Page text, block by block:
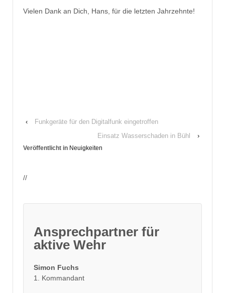
Vielen Dank an Dich, Hans, für die letzten Jahrzehnte!
‹
Funkgeräte für den Digitalfunk eingetroffen
Einsatz Wasserschaden in Bühl
›
Veröffentlicht in Neuigkeiten
//
Ansprechpartner für
aktive Wehr
Simon Fuchs
1. Kommandant